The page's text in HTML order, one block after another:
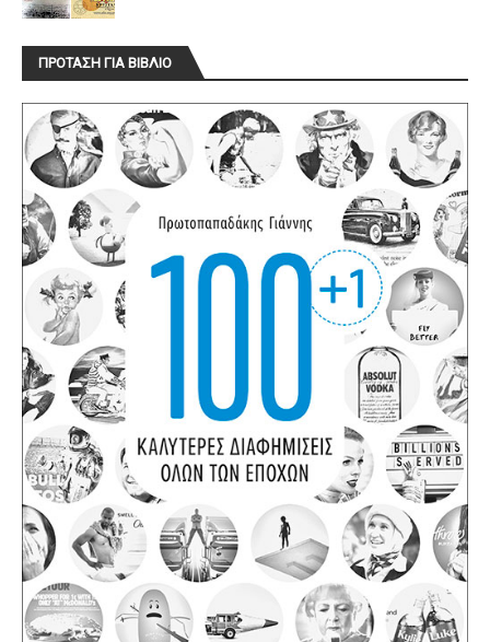
ΠΡΟΤΑΣΗ ΓΙΑ ΒΙΒΛΙΟ